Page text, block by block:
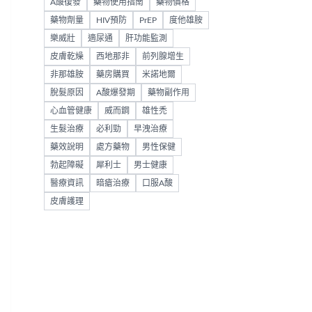
A酸復發 藥物使用指南 藥物價格
藥物劑量 HIV預防 PrEP 度他雄胺
樂威壯 適尿通 肝功能監測
皮膚乾燥 西地那非 前列腺增生
非那雄胺 藥房購買 米諾地爾
脫髮原因 A酸爆發期 藥物副作用
心血管健康 威而鋼 雄性禿
生髮治療 必利勁 早洩治療
藥效說明 處方藥物 男性保健
勃起障礙 犀利士 男士健康
醫療資訊 暗瘡治療 口服A酸
皮膚護理